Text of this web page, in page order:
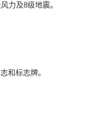
力及8级地震。
和标志牌。